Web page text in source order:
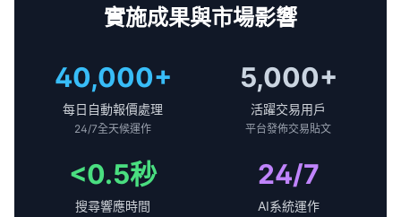
實施成果與市場影響
40,000+
每日自動報價處理
24/7全天候運作
5,000+
活躍交易用戶
平台發佈交易貼文
<0.5秒
搜尋響應時間
24/7
AI系統運作